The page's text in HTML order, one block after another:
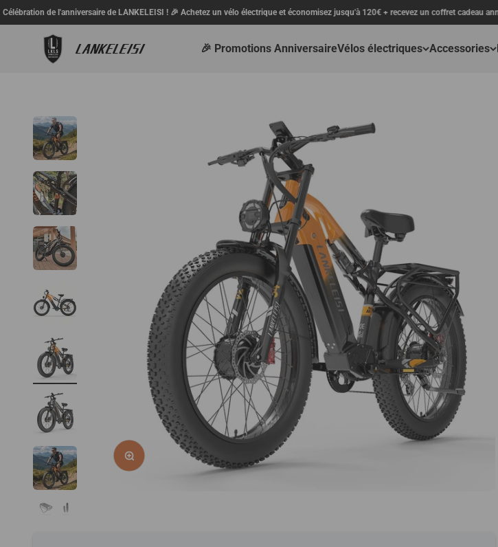
Passer au contenu
de LANKELEISI ! 🎉 Achetez un vélo électrique et économisez jusqu'à 120€ + recevez un coffret cadeau anniversaire !
🎉 Promotions AnniversaireVélos électriques Accessories
LANKELEISI FR
Zoomer sur l'image